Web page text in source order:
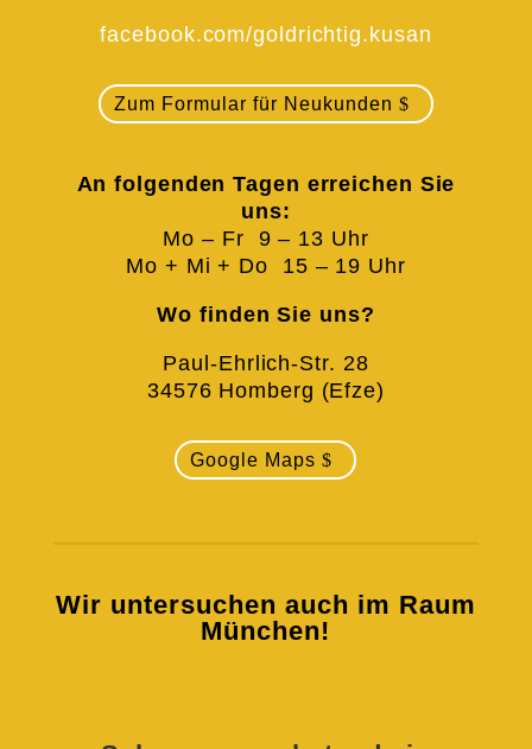
facebook.com/goldrichtig.kusan
Zum Formular für Neukunden
An folgenden Tagen erreichen Sie
uns:
Mo – Fr 9 – 13 Uhr
Mo + Mi + Do 15 – 19 Uhr
Wo finden Sie uns?
Paul-Ehrlich-Str. 28
34576 Homberg (Efze)
Google Maps
Wir untersuchen auch im Raum
München!